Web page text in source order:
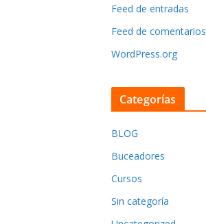
Feed de entradas
Feed de comentarios
WordPress.org
Categorías
BLOG
Buceadores
Cursos
Sin categoría